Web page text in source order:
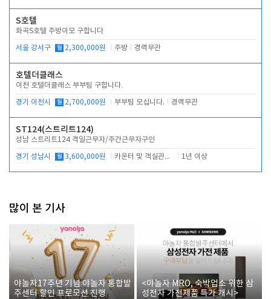
S호텔
화곡S호텔 주방이모 구합니다
서울 강서구 월 2,300,000원 주방 경력무관
호텔더클래스
이천 호텔더클래스 부부팀 구합니다.
경기 이천시 월 2,700,000원 부부팀 모십니다. 경력무관
ST124(스트리트124)
성남 스트리트124 격일근무자/주간근무자구인
경기 성남시 월 3,600,000원 카운터 및 객실관리 전반 1년 이상
많이 본 기사
야놀자17주년 기념 야놀자 통합발
주센터 할인 프로모션 진행
<야놀자 MRO, 숙박업소 위한 삼
성전자 가전제품 특가 개시>